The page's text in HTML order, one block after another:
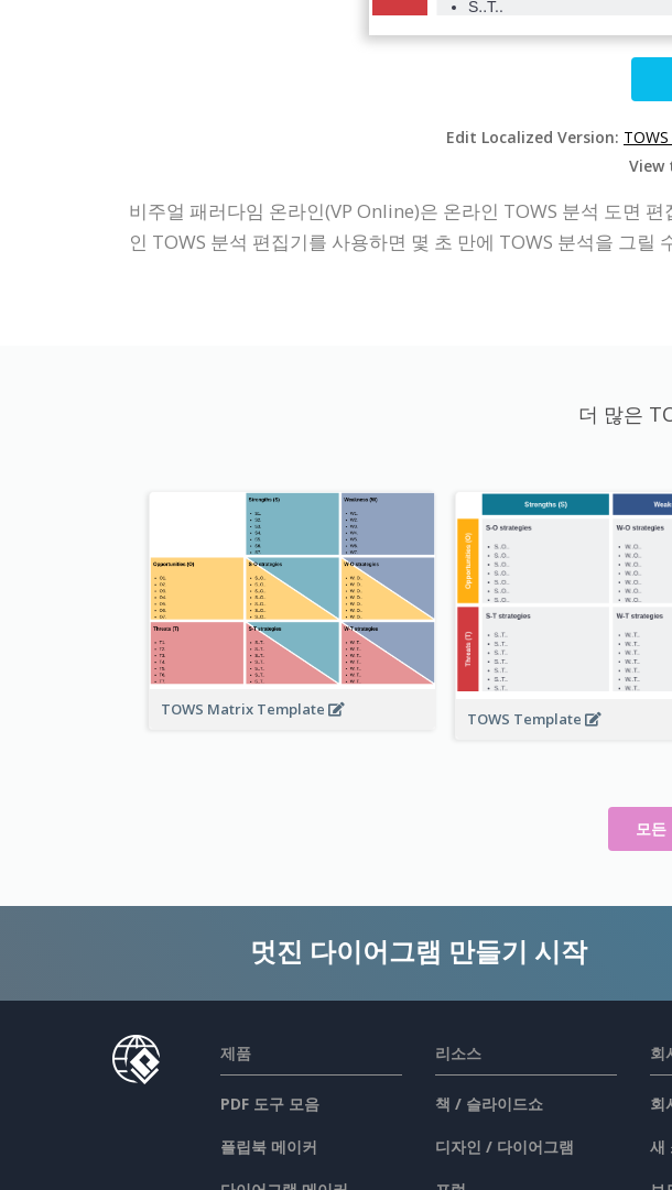
Edit Localized Version:
View
비주얼 패러다임 온라인(VP Online)은 온라인 TOWS 분석 도면
인 TOWS 분석 편집기를 사용하면 몇 초 만에 TOWS 분석을 그릴
더 많은
TOWS Matrix Template
TOWS Template
모
멋진 다이어그램 만들기 시작
제품
PDF 도구 모음
플립북 메이커
리소스
책 / 슬라이드쇼
디자인 / 다이어그램
회
회
새